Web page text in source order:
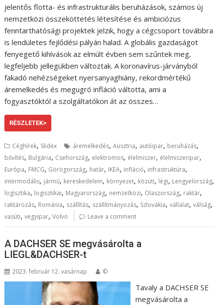
jelentős flotta- és infrastrukturális beruházások, számos új
nemzetközi összeköttetés létesítése és ambiciózus
fenntarthatósági projektek jelzik, hogy a cégcsoport továbbra
is lendületes fejlődési pályán halad. A globális gazdaságot
fenyegető kihívások az elmúlt évben sem szűntek meg,
legfeljebb jellegükben változtak. A koronavírus-járványból
fakadó nehézségeket nyersanyaghiány, rekordmértékű
áremelkedés és megugró infláció váltotta, ami a
fogyasztóktól a szolgáltatókon át az összes…
RÉSZLETEK>
Céghírek, Slidex áremelkedés,Ausztria, autóipar, beruházás,
bővítés, Bulgária, Csehország, elektromos, élelmiszer, élelmiszeripar,
Európa, FMCG, Görögország, határ, IKEA, infláció, infrastruktúra,
intermodális, jármű, kereskedelem, környezet, közúti, légi, Lengyelország,
logisztika, logisztikai, Magyarország, nemzetközi, Olaszország, raktár,
raktározás, Románia, szállítás, szállítmányozás, Szlovákia,vállalat,válság,
vasúti,vegyipar,Volvo Leave a comment
A DACHSER SE megvásárolta a
LIEGL&DACHSER-t
2023. február 12. vasárnap ©
Tavaly a DACHSER SE
megvásárolta a